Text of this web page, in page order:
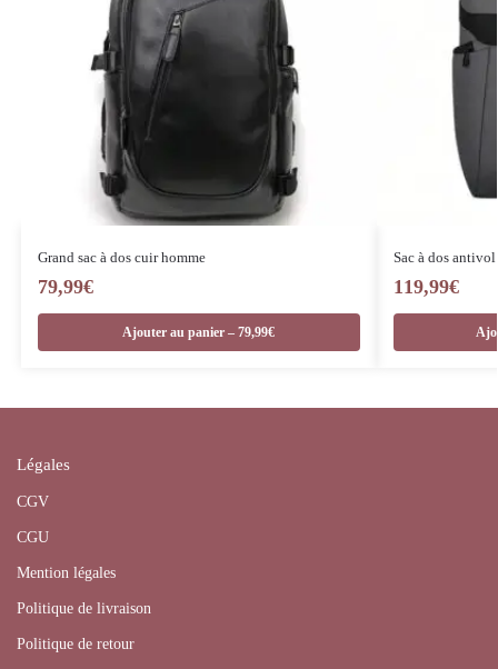
Grand sac à dos cuir homme
79,99€
Ajouter au panier – 79,99€
Sac à dos
119,99€
Légales
CGV
CGU
Mention légales
Politique de livraison
Politique de retour